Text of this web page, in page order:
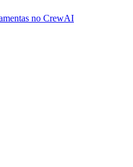
no CrewAI